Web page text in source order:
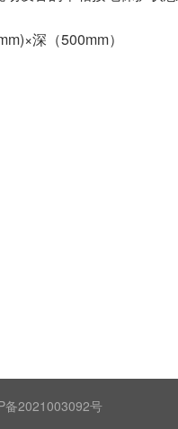
深（500mm）
备2021003092号